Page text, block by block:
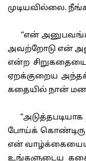
முடியவில்லை.
“என்
அவற்றோடு என்
என்ற
ஏறக்குறைய
கதையில் நான்
போய்க்
என்
உங்களுடைய